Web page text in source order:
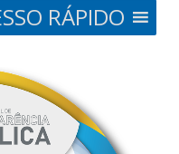
RÁPIDO